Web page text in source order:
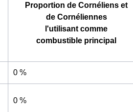
Proportion de Cornéliens et
de Cornéliennes
l'utilisant comme
combustible principal
0 %
0 %